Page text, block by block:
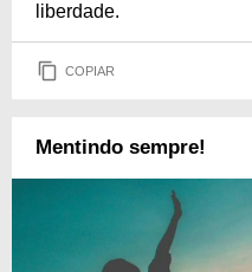
liberdade.
COPIAR
Mentindo sempre!